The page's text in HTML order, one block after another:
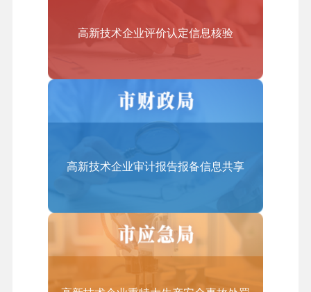
报告应在“注册会计师行业统一监管平台”完成备案并赋
提供上述研发费用专项审计报告的，可优先采用上述
四、收费依据及标准
(010)88827113
（一）在本市行政区域内注册的法人企业；
行）》中的一种或多种技术先进型服务业务，采用先
进技术或具备较强的研发能力；
（三）具有大专以上学历的员工占企业职工总数的5
（四）从事《技术先进型服务业务认定范围（试
年总收入的50%以上；
（五）从事离岸服务外包业务取得的收入不低于企业
当年总收入的35%。
3.技术先进型服务业务认定范围包括哪些领域？
高新技术企业评价认定信息核验
高新技术企业审计报告报备信息共享